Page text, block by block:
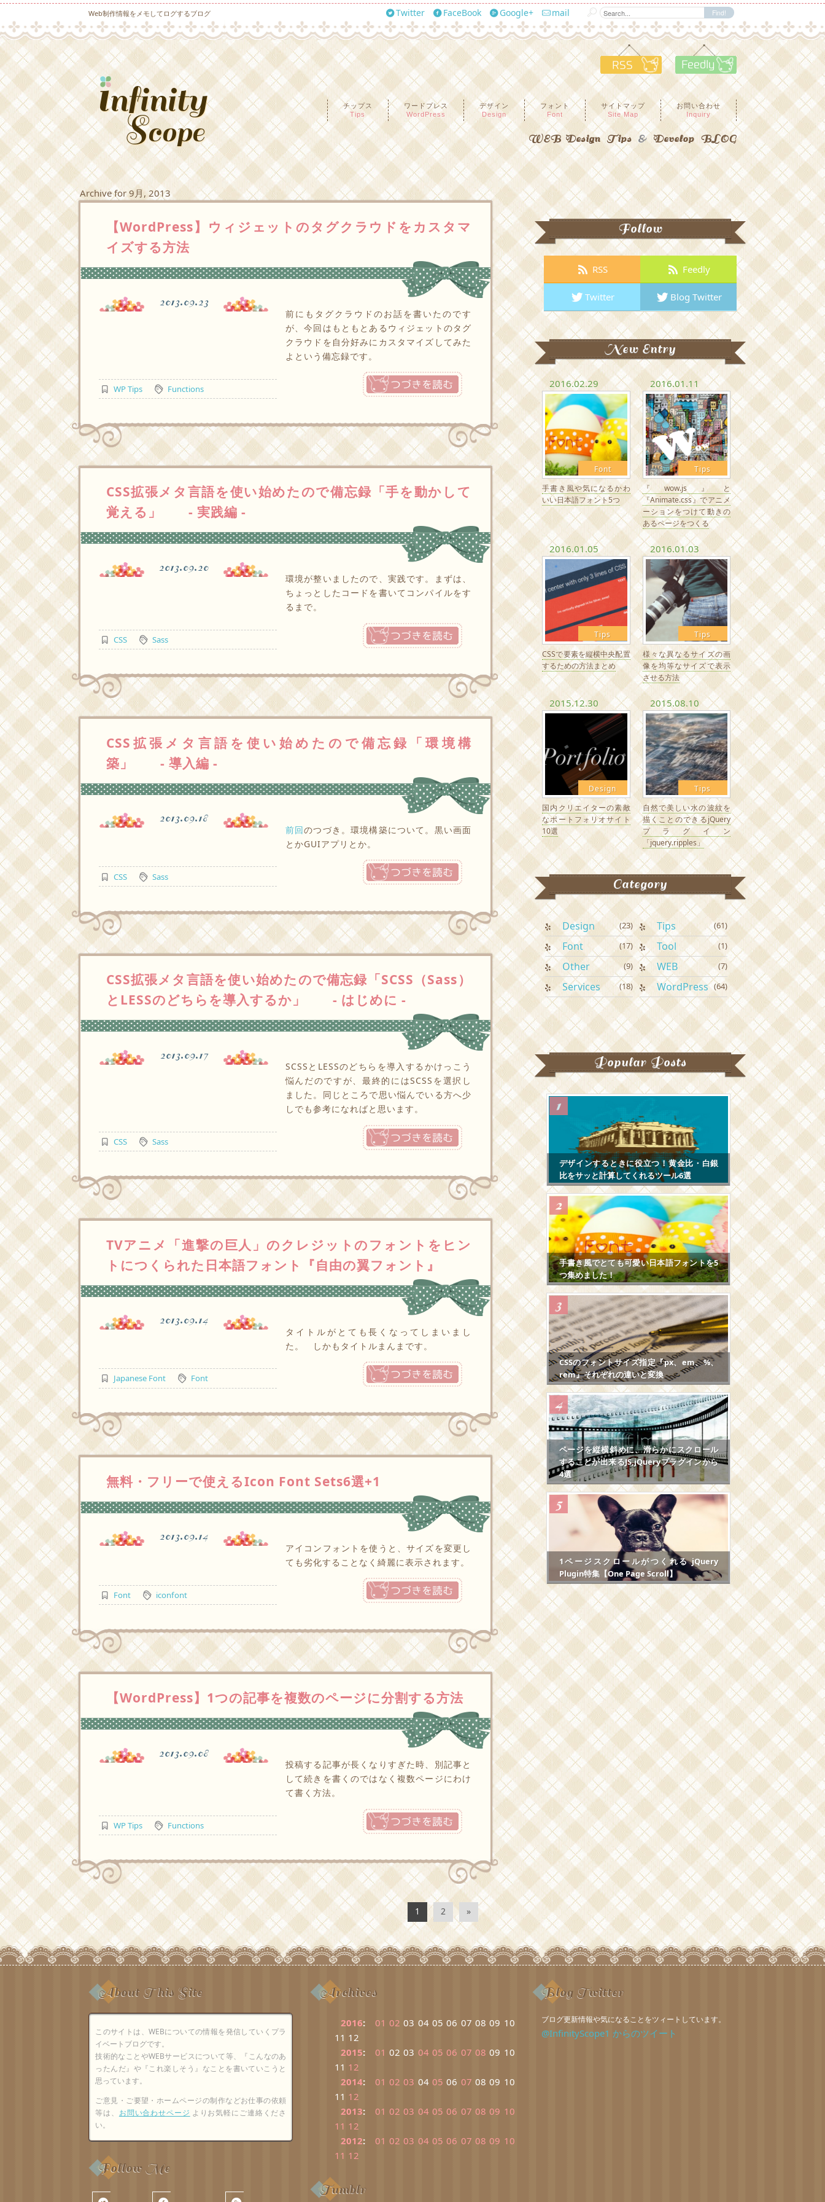
Web制作情報をメモしてログするブログ Twitter FaceBook Google+ mail
RSS Feedly
チップス
Tips
ワードプレス
WordPress
デザイン
Design
フォント
Font
サイトマップ
Site Map
お問い合わせ
Inquiry
WEB Design Tips & Develop BLOG
Archive for 9月, 2013
【WordPress】ウィジェットのタグクラウドをカスタマ
イズする方法
2013.09.23
前にもタグクラウドのお話を書いたのです
が、今回はもともとあるウィジェットのタグ
クラウドを自分好みにカスタマイズしてみた
よという備忘録です。
WP Tips Functions
つづきを読む
CSS拡張メタ言語を使い始めたので備忘録「手を動かして
覚える」 - 実践編 -
2013.09.20
環境が整いましたので、実践です。まずは、
ちょっとしたコードを書いてコンパイルをす
るまで。
CSS Sass
つづきを読む
CSS拡張メタ言語を使い始めたので備忘録「環境構
築」 - 導入編 -
2013.09.18
前回のつづき。環境構築について。黒い画面
とかGUIアプリとか。
CSS Sass
つづきを読む
CSS拡張メタ言語を使い始めたので備忘録「SCSS（Sass）
とLESSのどちらを導入するか」 - はじめに -
2013.09.17
SCSSとLESSのどちらを導入するかけっこう
悩んだのですが、最終的にはSCSSを選択し
ました。同じところで思い悩んでいる方へ少
しでも参考になればと思います。
CSS Sass
つづきを読む
TVアニメ「進撃の巨人」のクレジットのフォントをヒン
トにつくられた日本語フォント『自由の翼フォント』
2013.09.14
タイトルがとても長くなってしまいまし
た。 しかもタイトルまんまです。
Japanese Font Font
つづきを読む
無料・フリーで使えるIcon Font Sets6選+1
2013.09.14
アイコンフォントを使うと、サイズを変更し
ても劣化することなく綺麗に表示されます。
Font iconfont
つづきを読む
【WordPress】1つの記事を複数のページに分割する方法
2013.09.08
投稿する記事が長くなりすぎた時、別記事と
して続きを書くのではなく複数ページにわけ
て書く方法。
WP Tips Functions
つづきを読む
1 2 »
Follow
RSS Feedly
Twitter Blog Twitter
New Entry
2016.02.29
Font
手書き風や気になるかわ
いい日本語フォント5つ
2016.01.11
Tips
『wow.js』と
『Animate.css』でアニメ
ーションをつけて動きの
あるページをつくる
2016.01.05
Tips
CSSで要素を縦横中央配置
するための方法まとめ
2016.01.03
Tips
様々な異なるサイズの画
像を均等なサイズで表示
させる方法
2015.12.30
Design
国内クリエイターの素敵
なポートフォリオサイト
10選
2015.08.10
Tips
自然で美しい水の波紋を
描くことのできるjQuery
プラグイン
「jquery.ripples」
Category
Design (23)
Font (17)
Other (9)
Services (18)
Tips (61)
Tool (1)
WEB (7)
WordPress (64)
Popular Posts
デザインするときに役立つ！黄金比・白銀
比をサッと計算してくれるツール6選
手書き風でとても可愛い日本語フォントを5
つ集めました！
CSSのフォントサイズ指定『px、em、%、
rem』それぞれの違いと変換
ページを縦横斜めに、滑らかにスクロール
することが出来るJS,jQueryプラグインから
4選
1ページスクロールがつくれる jQuery
Plugin特集【One Page Scroll】
About This Site
このサイトは、WEBについての情報を発信していくプラ
イベートブログです。
技術的なことやWEBサービスについて等、『こんなのあ
ったんだ』や『これ楽しそう』なことを書いていこうと
思っています。
ご意見・ご要望・ホームページの制作などお仕事の依頼
等は、 お問い合わせページ よりお気軽にご連絡くださ
い。
Follow Me
Archives
2016: 01 02 03 04 05 06 07 08 09 10
11 12
2015: 01 02 03 04 05 06 07 08 09 10
11 12
2014: 01 02 03 04 05 06 07 08 09 10
11 12
2013: 01 02 03 04 05 06 07 08 09 10
11 12
2012: 01 02 03 04 05 06 07 08 09 10
11 12
Tumblr
Blog Twitter
ブログ更新情報や気になることをツィートしています。
@InfinityScope1 からのツイート